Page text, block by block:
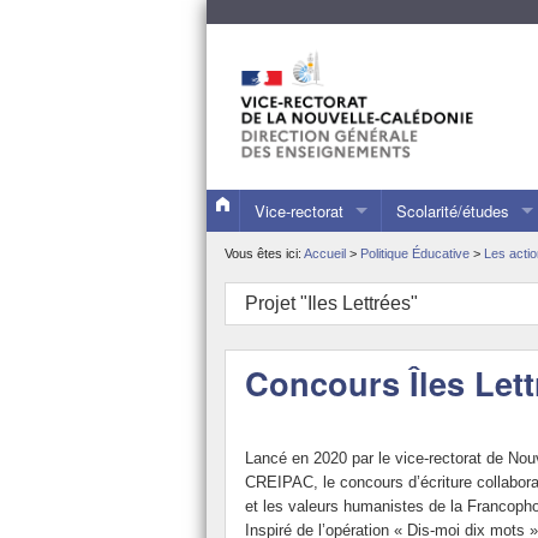
Vice-rectorat
Présentation du vice-rectorat
Les publications du VR
L’actualité du vice-recteur
Le calendrier scolaire
Statistiques
Scolarité/études
Les collèges et
L’inscription de votre
L’orientation et
L’alternance dans
La formation tout
Vous êtes ici: Accueil > Politique Éducative > Les
Projet "Iles Lettrées"
Concours Îles
Lancé en 2020 par le vice-rectorat de
CREIPAC, le concours d’écriture
et les valeurs humanistes de la
Inspiré de l’opération « Dis-moi dix